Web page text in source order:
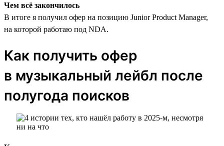
Чем всё закончилось
В итоге я получил офер на позицию Junior Product Manager,
на которой работаю под NDA.
Как получить офер
в музыкальный лейбл после
полугода поисков